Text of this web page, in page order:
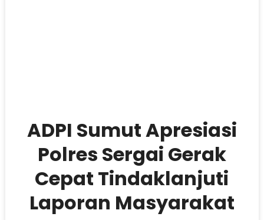
ADPI Sumut Apresiasi
Polres Sergai Gerak
Cepat Tindaklanjuti
Laporan Masyarakat